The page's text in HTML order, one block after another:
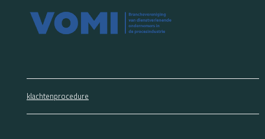
klachtenprocedure